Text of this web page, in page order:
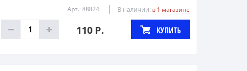
Арт.: 88824 В наличии: в 1 магазине
110 Р. КУПИТЬ